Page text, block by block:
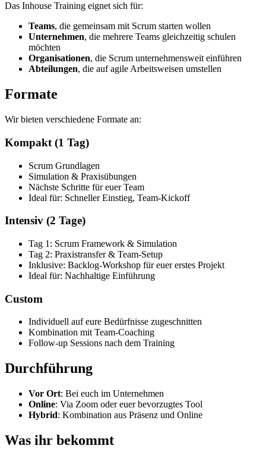
Das Inhouse Training eignet sich für:
Teams, die gemeinsam mit Scrum starten wollen
Unternehmen, die mehrere Teams gleichzeitig schulen
möchten
Organisationen, die Scrum unternehmensweit einführen
Abteilungen, die auf agile Arbeitsweisen umstellen
Formate
Wir bieten verschiedene Formate an:
Kompakt (1 Tag)
Scrum Grundlagen
Simulation & Praxisübungen
Nächste Schritte für euer Team
Ideal für: Schneller Einstieg, Team-Kickoff
Intensiv (2 Tage)
Tag 1: Scrum Framework & Simulation
Tag 2: Praxistransfer & Team-Setup
Inklusive: Backlog-Workshop für euer erstes Projekt
Ideal für: Nachhaltige Einführung
Custom
Individuell auf eure Bedürfnisse zugeschnitten
Kombination mit Team-Coaching
Follow-up Sessions nach dem Training
Durchführung
Vor Ort: Bei euch im Unternehmen
Online: Via Zoom oder euer bevorzugtes Tool
Hybrid: Kombination aus Präsenz und Online
Was ihr bekommt